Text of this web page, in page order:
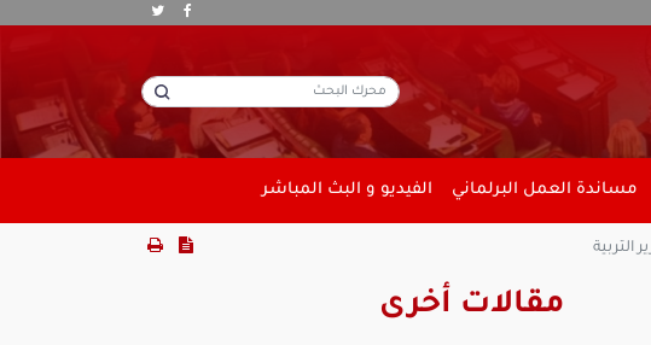
مساندة العمل البرلماني الفيديو و البث المباشر
التربية
مقالات أخرى